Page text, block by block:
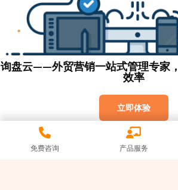
询盘云——外贸营销一站式管理专家
效率
立即体验
免费咨询 产品服务